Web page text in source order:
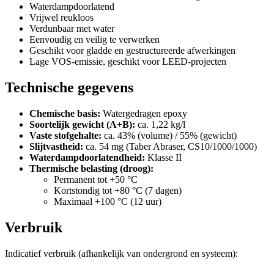
Waterdampdoorlatend
Vrijwel reukloos
Verdunbaar met water
Eenvoudig en veilig te verwerken
Geschikt voor gladde en gestructureerde afwerkingen
Lage VOS-emissie, geschikt voor LEED-projecten
Technische gegevens
Chemische basis: Watergedragen epoxy
Soortelijk gewicht (A+B): ca. 1,22 kg/l
Vaste stofgehalte: ca. 43% (volume) / 55% (gewicht)
Slijtvastheid: ca. 54 mg (Taber Abraser, CS10/1000/1000)
Waterdampdoorlatendheid: Klasse II
Thermische belasting (droog):
Permanent tot +50 °C
Kortstondig tot +80 °C (7 dagen)
Maximaal +100 °C (12 uur)
Verbruik
Indicatief verbruik (afhankelijk van ondergrond en systeem):